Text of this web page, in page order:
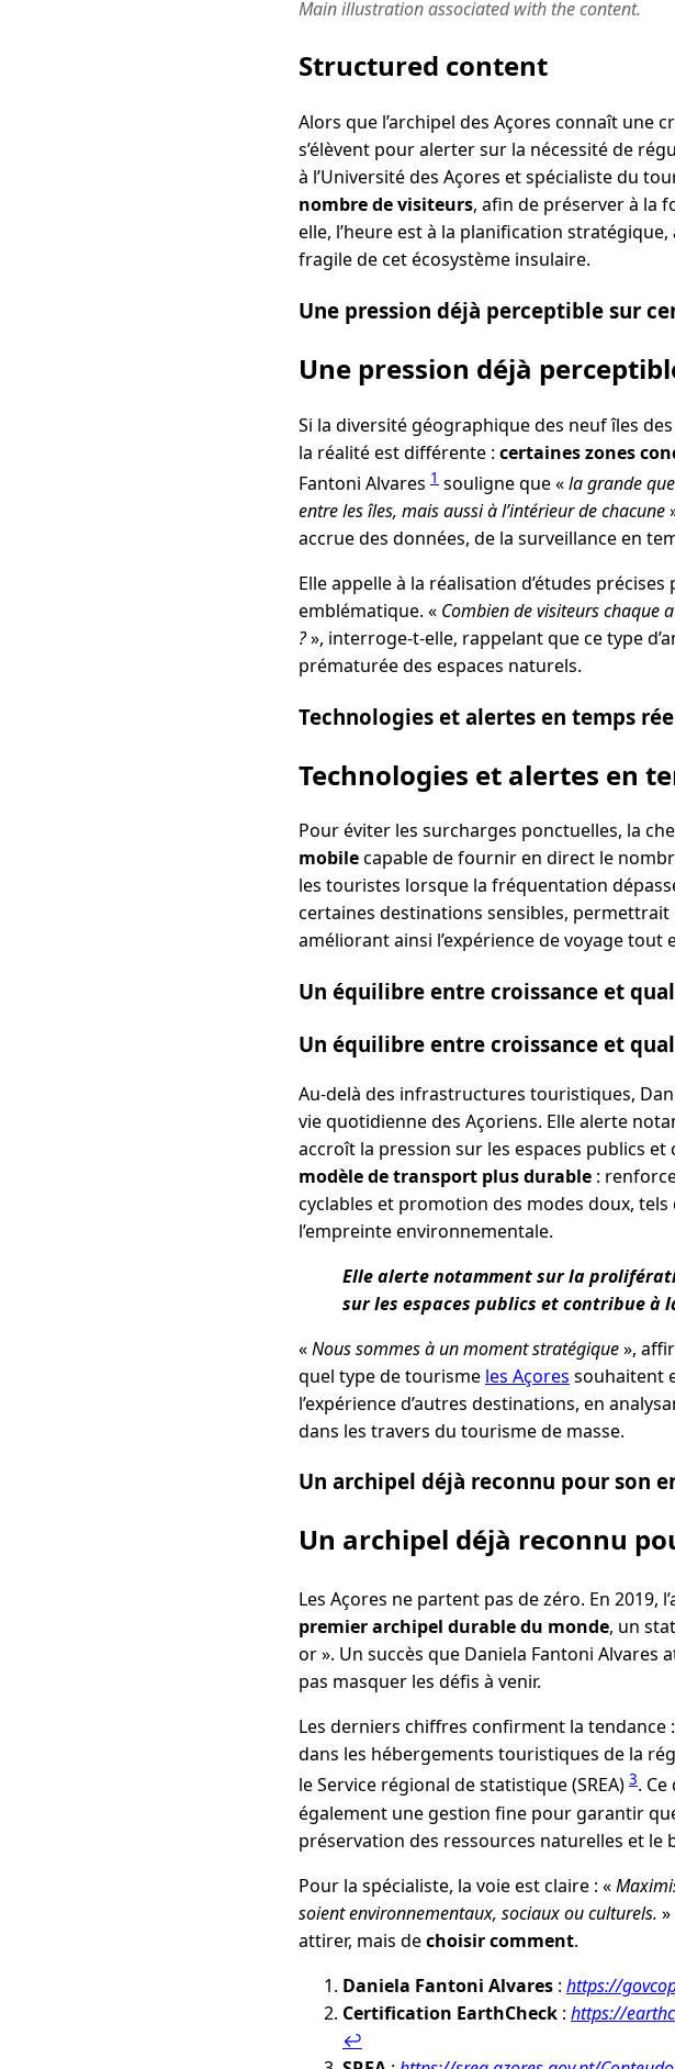
Main illustration associated with the content.
Structured content
Alors que l’archipel des Açores connaît une
s’élèvent pour alerter sur la nécessité de
à l’Université des Açores et spécialiste du
nombre de visiteurs, afin de préserver à la
elle, l’heure est à la planification
fragile de cet écosystème insulaire.
Une pression déjà perceptible sur
Une pression déjà
Si la diversité géographique des neuf îles
la réalité est différente : certaines zones
Fantoni Alvares 1 souligne que «la grande
entre les îles, mais aussi à l’intérieur de chacune
accrue des données, de la surveillance en
Elle appelle à la réalisation d’études
emblématique. « Combien de visiteurs chaque
?», interroge-t-elle, rappelant que ce type
prématurée des espaces naturels.
Technologies et alertes en temps
Technologies et alertes en
Pour éviter les surcharges ponctuelles, la
mobilecapable de fournir en direct le
les touristes lorsque la fréquentation
certaines destinations sensibles,
améliorant ainsi l’expérience de voyage tout
Un équilibre entre croissance et
Un équilibre entre croissance et
Au-delà des infrastructures touristiques,
vie quotidienne des Açoriens. Elle alerte
accroît la pression sur les espaces publics
modèle de transport plus durable :
cyclables et promotion des modes doux,
l’empreinte environnementale.
Elle alerte notamment sur la
sur les espaces publics et contribue à
«Nous sommes à un moment stratégique»,
quel type de tourisme les Açores souhaitent
l’expérience d’autres destinations, en
dans les travers du tourisme de masse.
Un archipel déjà reconnu pour son
Un archipel déjà reconnu
Les Açores ne partent pas de zéro. En 2019,
premier archipel durable du monde, un
or ». Un succès que Daniela Fantoni Alvares
pas masquer les défis à venir.
Les derniers chiffres confirment la tendance
dans les hébergements touristiques de la
le Service régional de statistique (SREA) 3.
également une gestion fine pour garantir
préservation des ressources naturelles et le
Pour la spécialiste, la voie est claire : «
soient environnementaux, sociaux ou culturels.
attirer, mais dechoisir comment.
Daniela Fantoni Alvares : https://
Certification EarthCheck : https://
↩︎